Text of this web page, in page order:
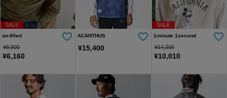
SALE
un-filled
¥8,800
¥6,160
ACANTHUS
¥15,400
SALE
1minute 1second
¥14,300
¥10,010